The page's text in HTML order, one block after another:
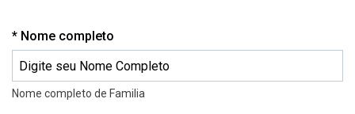
Nome completo
Nome completo de Familia